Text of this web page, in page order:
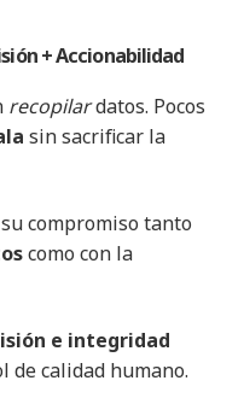
+Accionabilidad
recopilardatos. Pocos
sin sacrificar la
compromiso tanto
como con la
e integridad
de calidad humano.